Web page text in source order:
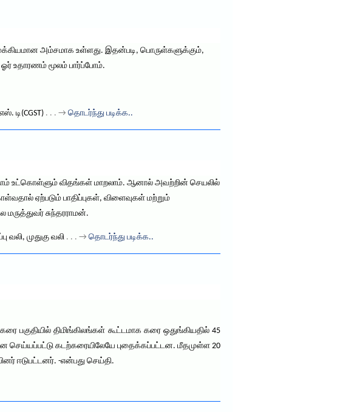
முக்கியமான அம்சமாக உள்ளது. இதன்படி, பொருள்களுக்கும்,
உதாரணம் மூலம் பார்ப்போம்.
டி(CGST) . . . → தொடர்ந்து படிக்க..
நாம் உட்கொள்ளும் விதங்கள் மாறலாம். ஆனால் அவற்றின் செயலில்
ஏற்படும் பாதிப்புகள், விளைவுகள் மற்றும்
சுந்தரராமன்.
முதுகு வலி . . . → தொடர்ந்து படிக்க..
பகுதியில் திமிங்கிலங்கள் கூட்டமாக கரை ஒதுங்கியதில் 45
செய்யப்பட்டு கடற்கரையிலேயே புதைக்கப்பட்டன. மீதமுள்ள 20
ஈடுபட்டனர். -என்பது செய்தி.